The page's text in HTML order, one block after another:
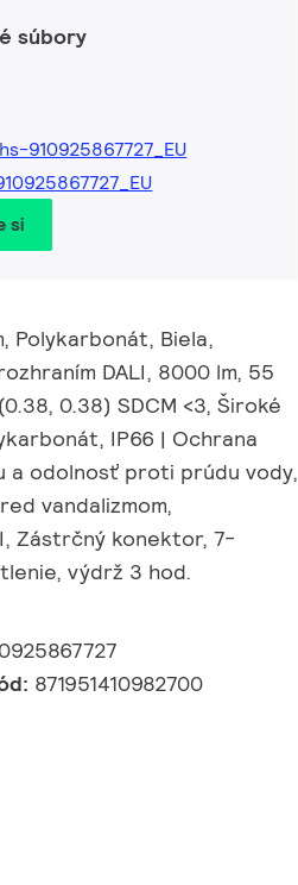
súbory
910925867727_EU
si
Polykarbonát, Biela,
DALI, 8000 lm, 55
0.38) SDCM <3, Široké
IP66 | Ochrana
a odolnosť proti prúdu vody,
vandalizmom,
Zástrčný konektor, 7-
výdrž 3 hod.
871951410982700